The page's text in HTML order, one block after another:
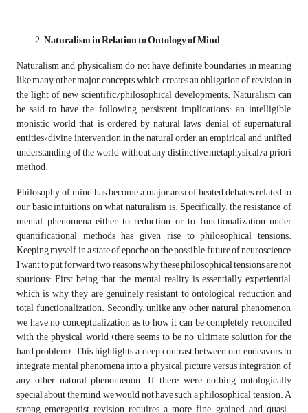
Naturalism in Relation to Ontology of Mind
Naturalism and physicalism do not have definite boundaries in meaning
like many other major concepts, which creates an obligation of revision in
the light of new scientific/philosophical developments. Naturalism can
be said to have the following persistent implications: an intelligible,
monistic world that is ordered by natural laws, denial of supernatural
entities/divine intervention in the natural order, an empirical and unified
understanding of the world without any distinctive metaphysical/a priori
method.
Philosophy of mind has become a major area of heated debates related to
our basic intuitions on what naturalism is. Specifically, the resistance of
mental phenomena either to reduction or to functionalization under
quantificational methods has given rise to philosophical tensions.
Keeping myself in a state of epoche on the possible future of neuroscience,
I want to put forward two reasons why these philosophical tensions are not
spurious: First being that the mental reality is essentially experiential,
which is why they are genuinely resistant to ontological reduction and
total functionalization. Secondly, unlike any other natural phenomenon,
we have no conceptualization as to how it can be completely reconciled
with the physical world (there seems to be no ultimate solution for the
hard problem). This highlights a deep contrast between our endeavors to
integrate mental phenomena into a physical picture versus integration of
any other natural phenomenon. If there were nothing ontologically
special about the mind, we would not have such a philosophical tension. A